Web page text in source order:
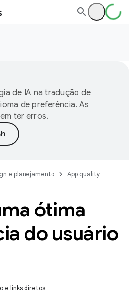
de IA na tradução de
de preferência. As
ter erros.
e planejamento
App quality
ótima
do usuário
e links diretos